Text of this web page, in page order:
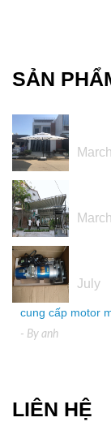
SẢN
March
March
July
cung cấp motor
- By anh
LIÊN HỆ